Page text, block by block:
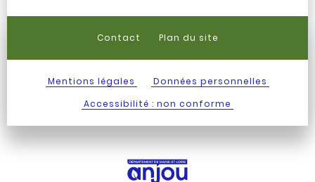
Contact Plan du site
Mentions légales
Données personnelles
Accessibilité : non conforme